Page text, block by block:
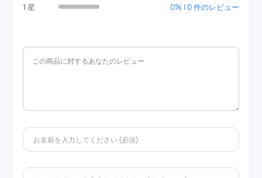
1 星
0% | 0 件のレビュー